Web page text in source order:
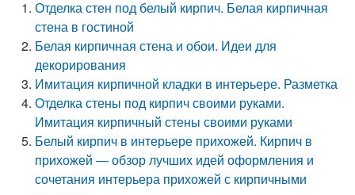
Отделка стен под белый кирпич. Белая кирпичная
стена в гостиной
Белая кирпичная стена и обои. Идеи для
декорирования
Имитация кирпичной кладки в интерьере. Разметка
Отделка стены под кирпич своими руками.
Имитация кирпичный стены своими руками
Белый кирпич в интерьере прихожей. Кирпич в
прихожей — обзор лучших идей оформления и
сочетания интерьера прихожей с кирпичными